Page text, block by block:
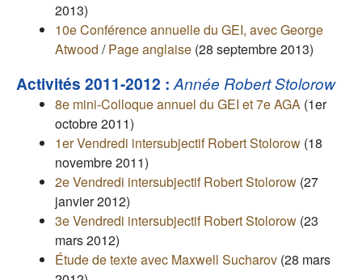
2013)
10e Conférence annuelle du GEI, avec George
Atwood /Page anglaise (28 septembre 2013)
Activités 2011-2012 :Année Robert Stolorow
8e mini-Colloque annuel du GEI et 7e AGA (1er
octobre 2011)
1er Vendredi intersubjectif Robert Stolorow (18
novembre 2011)
2e Vendredi intersubjectif Robert Stolorow (27
janvier 2012)
3e Vendredi intersubjectif Robert Stolorow (23
mars 2012)
Étude de texte avec Maxwell Sucharov (28 mars